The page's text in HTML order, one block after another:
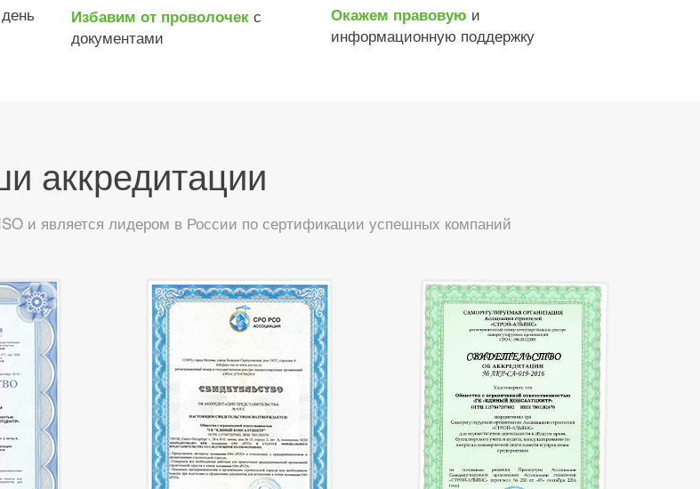
Избавим от проволочекс
документами
Окажем правовую и
информационную поддержку
аккредитации
и является лидером в России по сертификации успешных компаний